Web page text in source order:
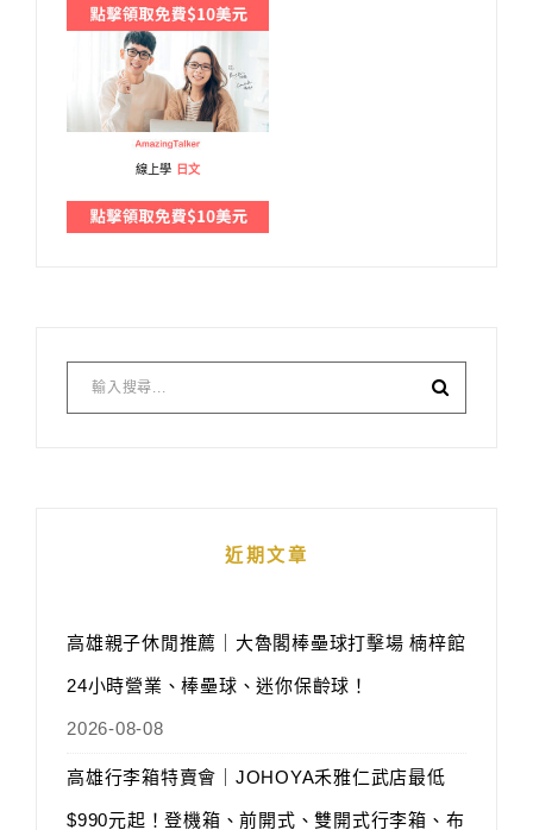
線上學 日文
近期文章
高雄親子休閒推薦｜大魯閣棒壘球打擊場 楠梓館
24小時營業、棒壘球、迷你保齡球！
2026-08-08
高雄行李箱特賣會｜JOHOYA禾雅仁武店最低
$990元起！登機箱、前開式、雙開式行李箱、布